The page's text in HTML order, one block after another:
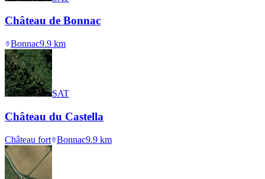
Château de Bonnac
Bonnac9.9 km
SAT
Château du Castella
Château fort Bonnac9.9 km